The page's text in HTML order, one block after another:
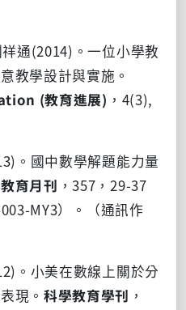
通(2014) 。一位小學教
教學設計與實施。
(教育進展) ， 4(3),
。國中數學解題能力量
育月刊 ，357 ， 29-37
MY3）。（通訊作
。小美在數線上關於分
現。科學教育學刊 ，